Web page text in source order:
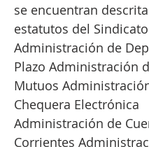
se encuentran
estatutos del
Administración de
Plazo Administración
Mutuos
Chequera Electrónica
Administración de
Corrientes